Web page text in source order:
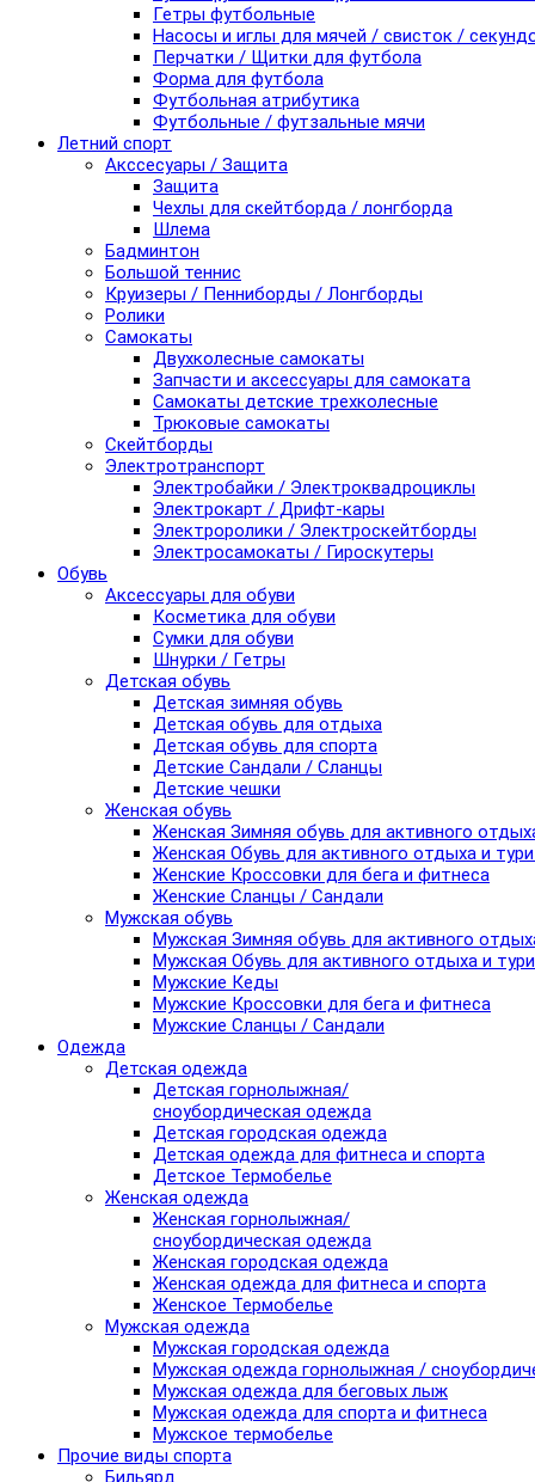
Гетры футбольные
Насосы и иглы для мячей / свисток /
Перчатки / Щитки для футбола
Форма для футбола
Футбольная атрибутика
Футбольные / футзальные мячи
Летний спорт
Акссесуары / Защита
Защита
Чехлы для скейтборда / лонгборда
Шлема
Бадминтон
Большой теннис
Круизеры / Пенниборды / Лонгборды
Ролики
Самокаты
Двухколесные самокаты
Запчасти и аксессуары для самоката
Самокаты детские трехколесные
Трюковые самокаты
Скейтборды
Электротранспорт
Электробайки / Электроквадроциклы
Электрокарт / Дрифт-кары
Электроролики / Электроскейтборды
Электросамокаты / Гироскутеры
Обувь
Аксессуары для обуви
Косметика для обуви
Сумки для обуви
Шнурки / Гетры
Детская обувь
Детская зимняя обувь
Детская обувь для отдыха
Детская обувь для спорта
Детские Сандали / Сланцы
Детские чешки
Женская обувь
Женская Зимняя обувь для активного
Женская Обувь для активного отдыха и
Женские Кроссовки для бега и фитнеса
Женские Сланцы / Сандали
Мужская обувь
Мужская Зимняя обувь для активного
Мужская Обувь для активного отдыха и
Мужские Кеды
Мужские Кроссовки для бега и фитнеса
Мужские Сланцы / Сандали
Одежда
Детская одежда
Детская горнолыжная/
сноубордическая одежда
Детская городская одежда
Детская одежда для фитнеса и спорта
Детское Термобелье
Женская одежда
Женская горнолыжная/
сноубордическая одежда
Женская городская одежда
Женская одежда для фитнеса и спорта
Женское Термобелье
Мужская одежда
Мужская городская одежда
Мужская одежда горнолыжная /
Мужская одежда для беговых лыж
Мужская одежда для спорта и фитнеса
Мужское термобелье
Прочие виды спорта
Бильярд